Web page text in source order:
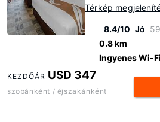
Térkép
8.4/10 Jó
0.8 km
Ingyenes Wi-Fi
KEZDŐÁR USD 347
szobánként / éjszakánként